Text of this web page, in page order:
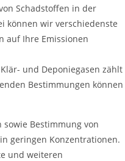
Schadstoffen in der
können wir verschiedenste
auf Ihre Emissionen
und Deponiegasen zählt
Bestimmungen können
Bestimmung von
geringen Konzentrationen.
und weiteren